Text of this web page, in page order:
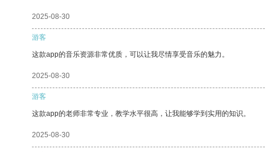
2025-08-30
游客
这款app的音乐资源非常优质，可以让我尽情享受音乐的魅力。
2025-08-30
游客
这款app的老师非常专业，教学水平很高，让我能够学到实用的知识。
2025-08-30